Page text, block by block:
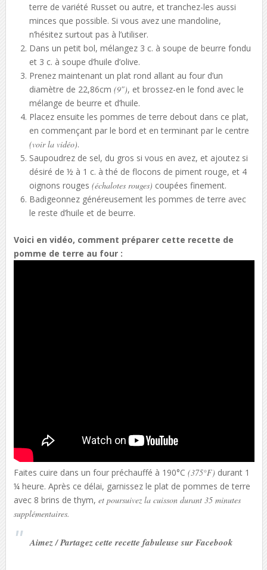
terre de variété Russet ou autre, et tranchez-les aussi
minces que possible. Si vous avez une mandoline,
n’hésitez surtout pas à l’utiliser.
Dans un petit bol, mélangez 3 c. à soupe de beurre fondu
et 3 c. à soupe d’huile d’olive.
Prenez maintenant un plat rond allant au four d’un
diamètre de 22,86cm(9″), et brossez-en le fond avec le
mélange de beurre et d’huile.
Placez ensuite les pommes de terre debout dans ce plat,
en commençant par le bord et en terminant par le centre
(voir la vidéo).
Saupoudrez de sel, du gros si vous en avez, et ajoutez si
désiré de ½ à 1 c. à thé de flocons de piment rouge, et 4
oignons rouges(échalotes rouges) coupées finement.
Badigeonnez généreusement les pommes de terre avec
le reste d’huile et de beurre.
Voici en vidéo, comment préparer cette recette de
pomme de terre au four :
Faites cuire dans un four préchauffé à 190°C (375°F) durant 1
¼ heure. Après ce délai, garnissez le plat de pommes de terre
avec 8 brins de thym, et poursuivez la cuisson durant 35 minutes
supplémentaires.
Aimez / Partagez cette recette fabuleuse sur Facebook